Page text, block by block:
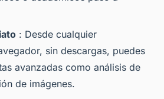
: Desde cualquier
sin descargas, puedes
avanzadas como análisis de
de imágenes.